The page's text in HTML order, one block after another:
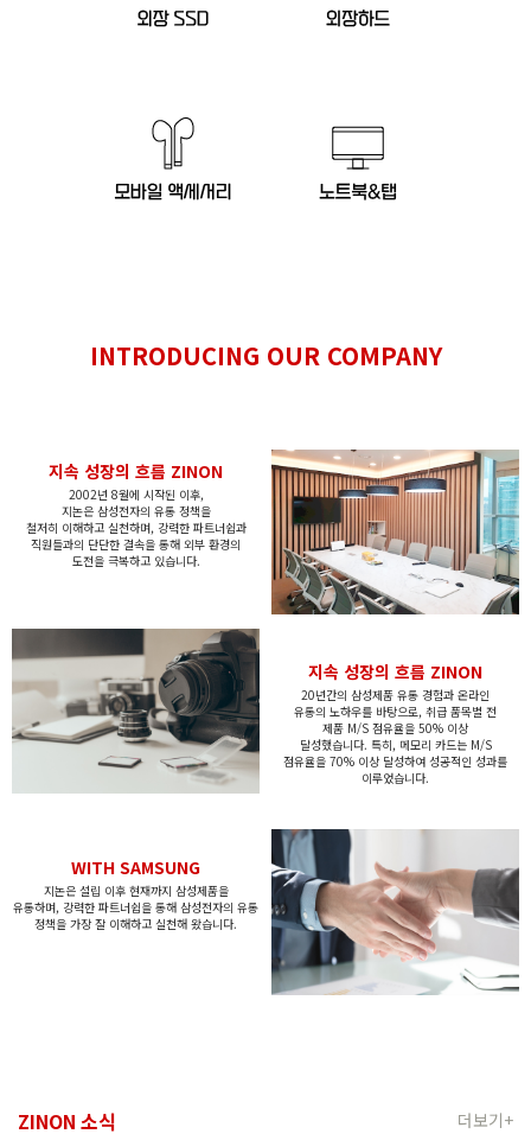
INTRODUCING OUR COMPANY
지속 성장의 흐름 ZINON
2002년 8월에 시작된 이후,
지논은 삼성전자의 유통 정책을
철저히 이해하고 실천하며, 강력한 파트너쉽과
직원들과의 단단한 결속을 통해 외부 환경의
도전을 극복하고 있습니다.
WITH SAMSUNG
지논은 설립 이후 현재까지 삼성제품을
유통하며, 강력한 파트너쉽을 통해 삼성전자의 유통
정책을 가장 잘 이해하고 실천해 왔습니다.
지속 성장의 흐름 ZINON
20년간의 삼성제품 유통 경험과 온라인
유통의 노하우를 바탕으로, 취급 품목별 전
제품 M/S 점유율을 50% 이상
달성했습니다. 특히, 메모리 카드는 M/S
점유율을 70% 이상 달성하여 성공적인 성과를
이루었습니다.
ZINON 소식 더보기+